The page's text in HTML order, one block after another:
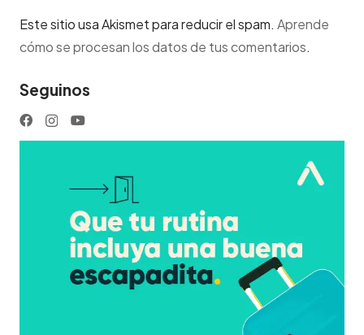
Este sitio usa Akismet para reducir el spam. Aprende
cómo se procesan los datos de tus comentarios.
Seguinos